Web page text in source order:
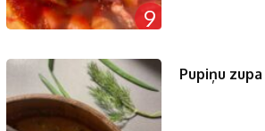
9
Pupiņu